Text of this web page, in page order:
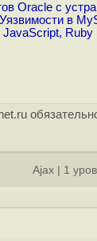
Oracle с
в
Ruby
Ajax 1